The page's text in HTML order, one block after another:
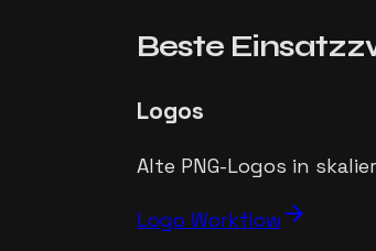
Beste
Logos
Alte PNG-Logos in
Logo Workflowarrow_forward